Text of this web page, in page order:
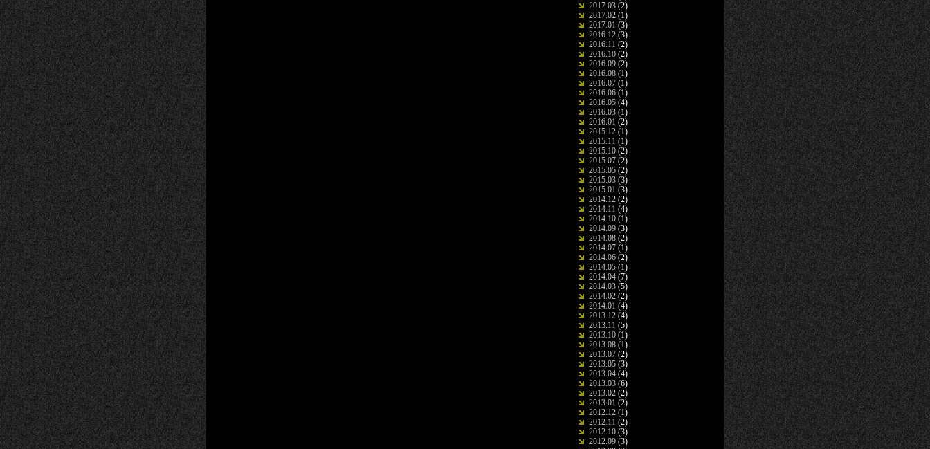
2017.03 (2)
2017.02 (1)
2017.01 (3)
2016.12 (3)
2016.11 (2)
2016.10 (2)
2016.09 (2)
2016.08 (1)
2016.07 (1)
2016.06 (1)
2016.05 (4)
2016.03 (1)
2016.01 (2)
2015.12 (1)
2015.11 (1)
2015.10 (2)
2015.07 (2)
2015.05 (2)
2015.03 (3)
2015.01 (3)
2014.12 (2)
2014.11 (4)
2014.10 (1)
2014.09 (3)
2014.08 (2)
2014.07 (1)
2014.06 (2)
2014.05 (1)
2014.04 (7)
2014.03 (5)
2014.02 (2)
2014.01 (4)
2013.12 (4)
2013.11 (5)
2013.10 (1)
2013.08 (1)
2013.07 (2)
2013.05 (3)
2013.04 (4)
2013.03 (6)
2013.02 (2)
2013.01 (2)
2012.12 (1)
2012.11 (2)
2012.10 (3)
2012.09 (3)